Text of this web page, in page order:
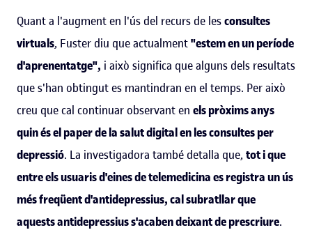
Quant a l'augment en l'ús del recurs de lesconsultes
virtuals, Fuster diu que actualment"estem en un període
d'aprenentatge", i això significa que alguns dels resultats
que s'han obtingut es mantindran en el temps. Per això
creu que cal continuar observant en els pròxims anys
quin és el paper de la salut digital en les consultes per
depressió. La investigadora també detalla que, tot i que
entre els usuaris d'eines de telemedicina es registra un ús
més freqüent d'antidepressius, cal subratllar que
aquests antidepressius s'acaben deixant de prescriure.